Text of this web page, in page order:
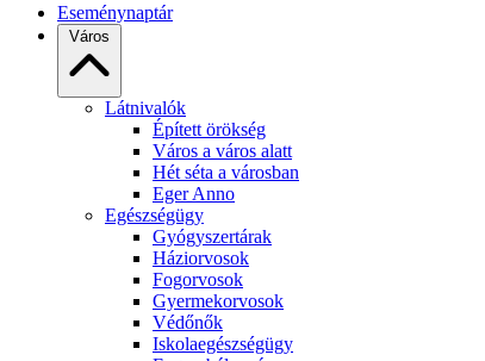
Eseménynaptár
Város
Látnivalók
Épített örökség
Város a város alatt
Hét séta a városban
Eger Anno
Egészségügy
Gyógyszertárak
Háziorvosok
Fogorvosok
Gyermekorvosok
Védőnők
Iskolaegészségügy